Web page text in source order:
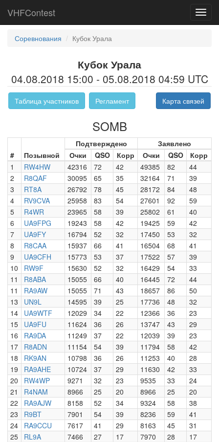
VHFContest
Соревнования Кубок Урала
Кубок Урала
04.08.2018 15:00 - 05.08.2018 04:59 UTC
Таблица участников Регламент Карта связей
SOMB
# Позывной
Подтверждено
Заявлено
Очки
QSO Корр Очки QSO
Корр
1
RW4HW 42316 72 42 49385 82
44
2
R8QAF 30095 65 35 32164 71
39
3
RT8A 26792 78 45 28172 84
48
4
RV9CVA 25958 83 54 27601 92
59
5
R4WR 23965 58 39 25802 61
40
6
UA9FPG 19243 58 42 19425 59
42
7
UA9FY 16794 52 32 17450 53
32
8
R8CAA 15937 66 41 16504 68
41
9
UA9CFH 15773 53 37 17522 57
39
10
RW9F 15630 52 32 16429 54
33
11
R8ABA 15055 66 40 16445 72
44
11
RA9AW 15055 71 43 18657 86
50
13
UN9L 14595 39 25 17736 48
32
14
UA9WTF 12029 34 22 12366 36
23
15
UA9FU 11624 36 26 13747 43
29
16
RA9DA 11249 37 22 12039 39
23
17
R8ADN 11154 54 39 11794 58
42
18
RK9AN 10798 36 26 11253 40
28
19
RA9AHE 10724 37 29 11630 42
33
20
RW4WP 9271 32 23 9535 33
24
21
R4NAM 8966 25 20 8966 25
20
22
RA9AJW 8158 52 34 9324 58
38
23
R9BT 7901 54 39 8236 59
41
24
RA9CCU 7617 41 29 8163 45
31
25
RL9A 7466 27 17 7970 28
17